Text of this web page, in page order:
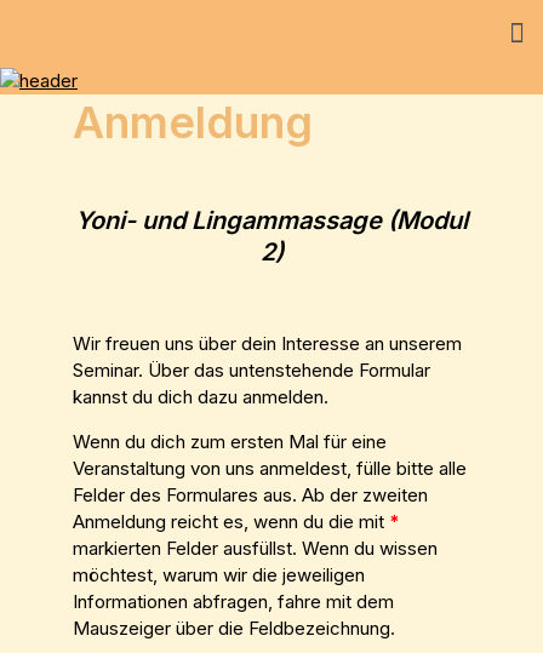
Anmeldung
Yoni- und Lingammassage (Modul
2)
Wir freuen uns über dein Interesse an unserem
Seminar. Über das untenstehende Formular
kannst du dich dazu anmelden.
Wenn du dich zum ersten Mal für eine
Veranstaltung von uns anmeldest, fülle bitte alle
Felder des Formulares aus. Ab der zweiten
Anmeldung reicht es, wenn du die mit *
markierten Felder ausfüllst. Wenn du wissen
möchtest, warum wir die jeweiligen
Informationen abfragen, fahre mit dem
Mauszeiger über die Feldbezeichnung.